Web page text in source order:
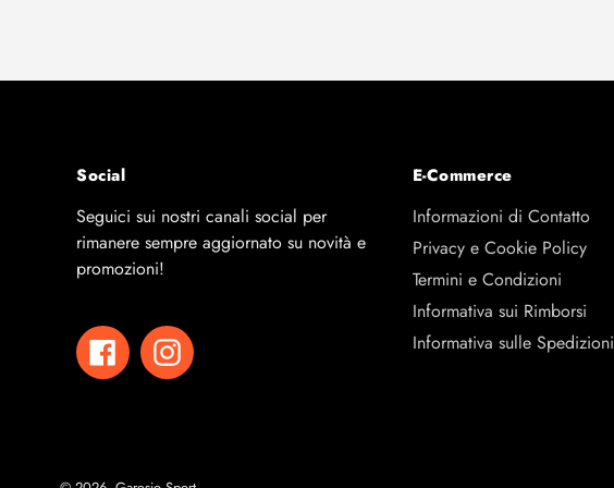
Social
Seguici sui nostri canali social per
rimanere sempre aggiornato su novità e
promozioni!
FacebookInstagram
E-Commerce
Informazioni di Contatto
Privacy e Cookie Policy
Termini e Condizioni
Informativa sui Rimborsi
Informativa sulle Spedizioni